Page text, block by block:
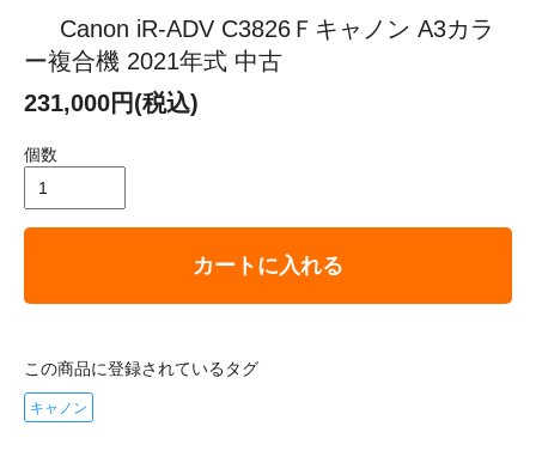
Canon iR-ADV C3826Ｆキャノン A3カラ
ー複合機 2021年式 中古
231,000円(税込)
個数
カートに入れる
この商品に登録されているタグ
キャノン